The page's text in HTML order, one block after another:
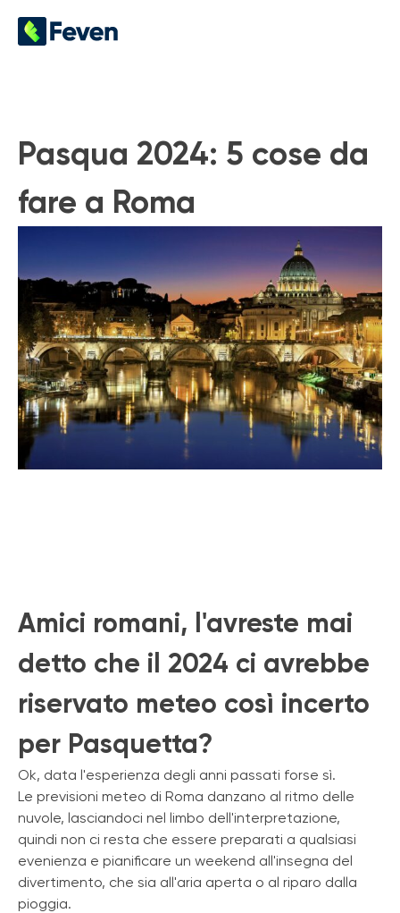
Pasqua 2024: 5 cose da
fare a Roma
Amici romani, l'avreste mai
detto che il 2024 ci avrebbe
riservato meteo così incerto
per Pasquetta?
Ok, data l'esperienza degli anni passati forse sì.
Le previsioni meteo di Roma danzano al ritmo delle
nuvole, lasciandoci nel limbo dell'interpretazione,
quindi non ci resta che essere preparati a qualsiasi
evenienza e pianificare un weekend all'insegna del
divertimento, che sia all'aria aperta o al riparo dalla
pioggia.